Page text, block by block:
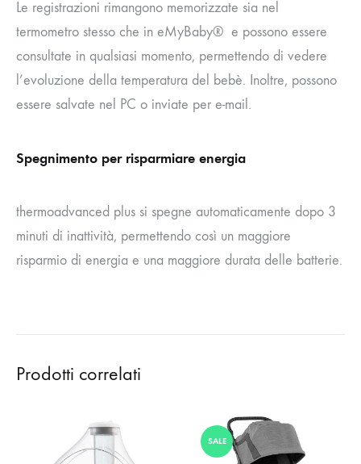
Le registrazioni rimangono memorizzate sia nel
termometro stesso che in eMyBaby® e possono essere
consultate in qualsiasi momento, permettendo di vedere
l’evoluzione della temperatura del bebè. Inoltre, possono
essere salvate nel PC o inviate per e-mail.
Spegnimento per risparmiare energia
thermoadvanced plus si spegne automaticamente dopo 3
minuti di inattività, permettendo così un maggiore
risparmio di energia e una maggiore durata delle batterie.
Prodotti correlati
SALE